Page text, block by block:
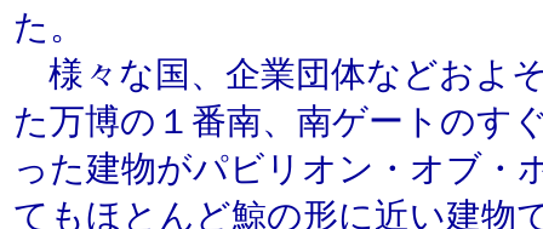
た。
様々な国、企業団体などおよ
た万博の１番南、南ゲートのす
った建物がパビリオン・オブ・
てもほとんど鯨の形に近い建物